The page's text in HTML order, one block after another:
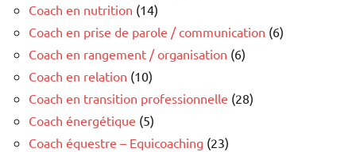
Coach en nutrition (14)
Coach en prise de parole / communication (6)
Coach en rangement / organisation (6)
Coach en relation (10)
Coach en transition professionnelle (28)
Coach énergétique (5)
Coach équestre – Equicoaching (23)